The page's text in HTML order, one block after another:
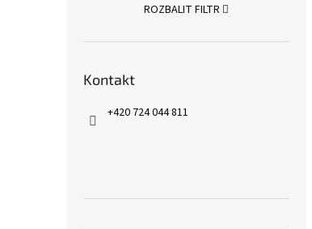
ROZBALIT FILTR
Kontakt
+420 724 044 811